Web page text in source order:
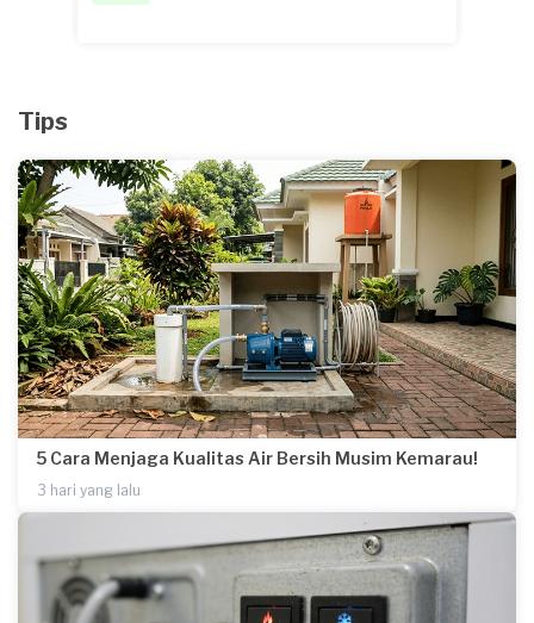
Tips
5 Cara Menjaga Kualitas Air Bersih Musim Kemarau!
3 hari yang lalu